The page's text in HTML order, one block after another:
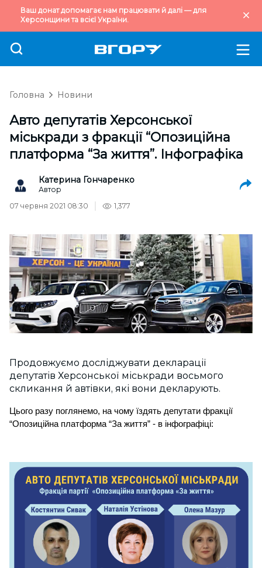
Ваш донат допомагає нам працювати й далі — для
Херсонщини та всієї України.
Головна Новини
Авто депутатів Херсонської
міськради з фракції “Опозиційна
платформа “За життя”. Інфографіка
Катерина Гончаренко
Автор
07 червня 2021 08:30
1,377
Продовжуємо досліджувати декларації
депутатів Херсонської міськради восьмого
скликання й автівки, які вони декларують.
Цього разу поглянемо, на чому їздять депутати фракції
“Опозиційна платформа “За життя” - в інфографіці: